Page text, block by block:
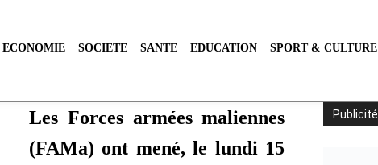
ECONOMIE SOCIETE SANTE EDUCATION SPORT & CULTURE
Les Forces armées maliennes
(FAMa) ont mené, le lundi 15
Publicité